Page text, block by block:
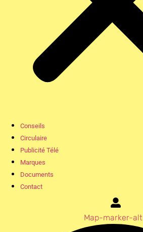
Conseils
Circulaire
Publicité Télé
Marques
Documents
Contact
Map-marker-alt